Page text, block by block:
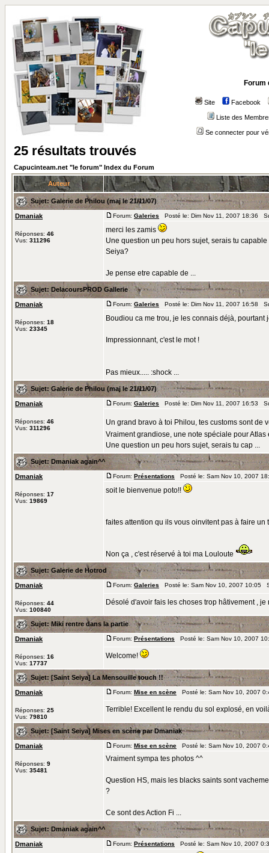
Forum
Site Facebook
Liste des
Se connecter pour
25 résultats trouvés
Capucinteam.net "le forum" Index du Forum
Auteur
Sujet: Galerie de Philou (maj le 21/11/07)
Dmaniak
Réponses: 46
Vus: 311296
Forum: Galeries Posté le: Dim Nov 11, 2007 18:36
merci les zamis
Une question un peu hors sujet, serais tu
Seiya?
Je pense etre capable de ...
Sujet: DelacoursPROD Gallerie
Dmaniak
Réponses: 18
Vus: 23345
Forum: Galeries Posté le: Dim Nov 11, 2007 16:58
Boudiou ca me trou, je les connais déjà,
Impressionnant, c'est le mot !
Pas mieux..... :shock ...
Sujet: Galerie de Philou (maj le 21/11/07)
Dmaniak
Réponses: 46
Vus: 311296
Forum: Galeries Posté le: Dim Nov 11, 2007 16:53
Un grand bravo à toi Philou, tes customs sont de
Vraiment grandiose, une note spéciale pour Atlas
Une question un peu hors sujet, serais tu cap ...
Sujet: Dmaniak again^^
Dmaniak
Réponses: 17
Vus: 19869
Forum: Présentations Posté le: Sam Nov 10, 2007
soit le bienvenue poto!!
faites attention qu ils vous oinvitent pas à faire
Non ça , c'est réservé à toi ma Louloute
Sujet: Galerie de Hotrod
Dmaniak
Réponses: 44
Vus: 100840
Forum: Galeries Posté le: Sam Nov 10, 2007 10:05
Désolé d'avoir fais les choses trop hâtivement ,
Sujet: Miki rentre dans la partie
Dmaniak
Réponses: 16
Vus: 17737
Forum: Présentations Posté le: Sam Nov 10, 2007
Welcome!
Sujet: [Saint Seiya] La Mensouille touch !!
Dmaniak
Réponses: 25
Vus: 79810
Forum: Mise en scène Posté le: Sam Nov 10, 2007
Terrible! Excellent le rendu du sol explosé, en
Sujet: [Saint Seiya] Mises en scène par Dmaniak
Dmaniak
Réponses: 9
Vus: 35481
Forum: Mise en scène Posté le: Sam Nov 10, 2007
Vraiment sympa tes photos ^^
Question HS, mais les blacks saints sont
?
Ce sont des Action Fi ...
Sujet: Dmaniak again^^
Dmaniak Forum: Présentations Posté le: Sam Nov 10, 2007